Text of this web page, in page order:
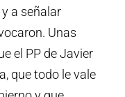
a señalar
Unas
el PP de Javier
que todo le vale